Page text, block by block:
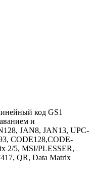
код GS1
и
JAN8, JAN13, UPC-
CODE128,CODE-
2/5, MSI/PLESSER,
QR, Data Matrix